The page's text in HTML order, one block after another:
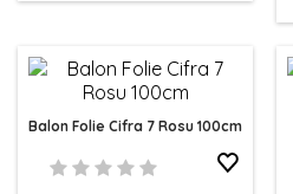
Balon Folie Cifra 7 Rosu 100cm